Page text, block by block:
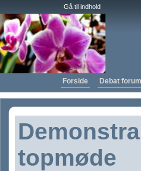
Gå til indhold
Forside Debat forum
topmøde